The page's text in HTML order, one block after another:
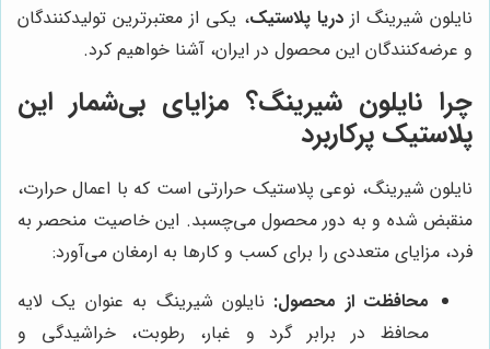
نایلون شیرینگ ازدریا پلاستیک، یکی از معتبرترین تولیدکنندگان
و عرضه‌کنندگان این محصول در ایران، آشنا خواهیم کرد.
چرا نایلون شیرینگ؟ مزایای بی‌شمار این
پلاستیک پرکاربرد
نایلون شیرینگ، نوعی پلاستیک حرارتی است که با اعمال حرارت،
منقبض شده و به دور محصول می‌چسبد. این خاصیت منحصر به
فرد، مزایای متعددی را برای کسب و کارها به ارمغان می‌آورد:
محافظت از محصول: نایلون شیرینگ به عنوان یک لایه
محافظ در برابر گرد و غبار، رطوبت، خراشیدگی و